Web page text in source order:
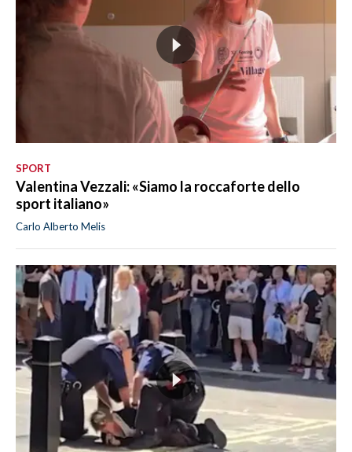
SPORT
Valentina Vezzali: «Siamo la roccaforte dello
sport italiano»
Carlo Alberto Melis